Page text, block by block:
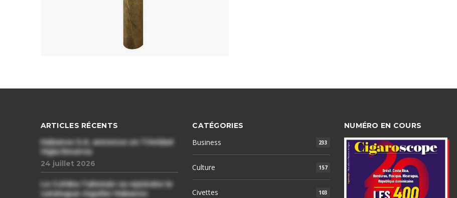
ARTICLES RÉCENTS
Habanos S.A. annonce un Trinidad
Vigia Reserva
24 juillet 2026
Le Cohiba Talismán va rejoindre le
catalogue régulier Habanos
CATÉGORIES
Business 233
Culture 157
Civettes 103
NUMÉRO EN COURS